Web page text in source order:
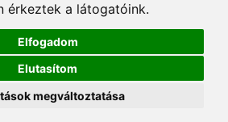
érkeztek a látogatóink.
Elfogadom
Elutasítom
megváltoztatása